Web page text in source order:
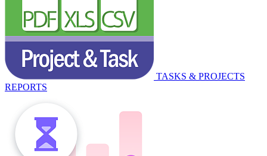
TASKS & PROJECTS
REPORTS